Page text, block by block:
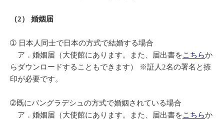
（2） 婚姻届
➀ 日本人同士で日本の方式で結婚する場合
ア．婚姻届（大使館にあります。また、届出書をこちらか
らダウンロードすることもできます） ※証人2名の署名と捺
印が必要です。
➁既にバングラデシュの方式で婚姻されている場合
ア．婚姻届（大使館にあります。また、届出書をこちらか